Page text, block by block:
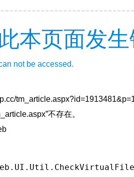
本页面发
not be accessed.
不存在。